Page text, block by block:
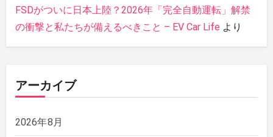
FSDがついに日本上陸？2026年「完全自動運転」解禁
の衝撃と私たちが備えるべきこと – EV Car Life より
アーカイブ
2026年8月